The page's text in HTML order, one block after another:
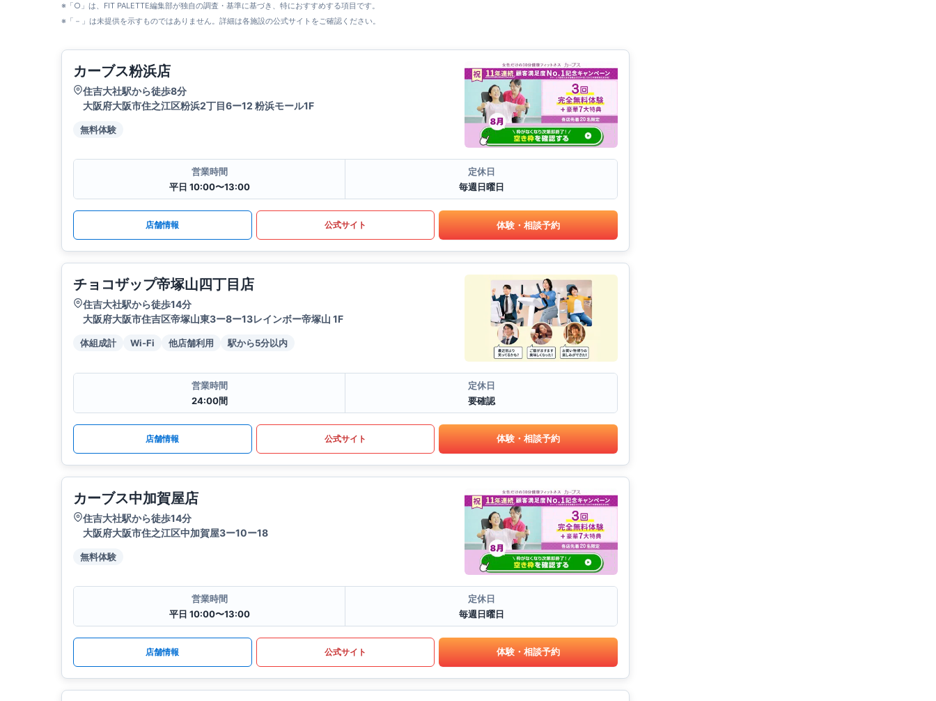
※「○」は、FIT PALETTE編集部が独自の調査・基準に基づき、特におすすめする項目です。
※「－」は未提供を示すものではありません。詳細は各施設の公式サイトをご確認ください。
カーブス粉浜店
住吉大社駅から徒歩8分
大阪府大阪市住之江区粉浜2丁目6ー12 粉浜モール1F
無料体験
営業時間
平日 10:00〜13:00
定休日
毎週日曜日
店舗情報 公式サイト 体験・相談予約
チョコザップ帝塚山四丁目店
住吉大社駅から徒歩14分
大阪府大阪市住吉区帝塚山東3ー8ー13レインボー帝塚山 1F
体組成計 Wi-Fi 他店舗利用 駅から5分以内
営業時間
24:00間
定休日
要確認
店舗情報 公式サイト 体験・相談予約
カーブス中加賀屋店
住吉大社駅から徒歩14分
大阪府大阪市住之江区中加賀屋3ー10ー18
無料体験
営業時間
平日 10:00〜13:00
定休日
毎週日曜日
店舗情報 公式サイト 体験・相談予約